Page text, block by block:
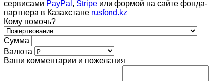
сервисами PayPal , Stripe или формой на сайте фонда-
партнера в Казахстане rusfond.kz
Кому помочь?
Сумма
Валюта
Ваши комментарии и пожелания